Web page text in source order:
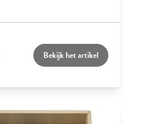
Bekijk het artikel